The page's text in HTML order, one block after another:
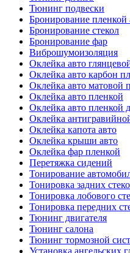
Тюнинг подвески
Бронирование пленкой
Бронирование стекол
Бронирование фар
Виброшумоизоляция
Оклейка авто
Оклейка авто карбон
Оклейка авто матовой
Оклейка авто пленкой
Оклейка авто пленкой
Оклейка
Оклейка капота авто
Оклейка крыши авто
Оклейка фар пленкой
Перетяжка сидений
Тонирование
Тонировка задних
Тонировка лобового
Тонировка передних
Тюнинг двигателя
Тюнинг салона
Тюнинг тормозной
Установка ангельских